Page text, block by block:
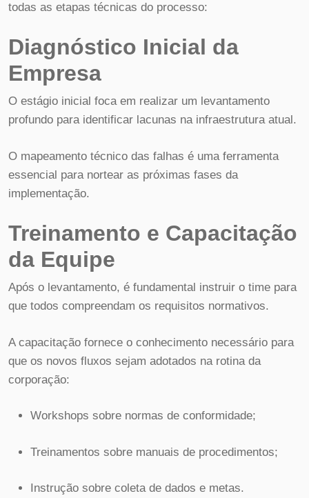
todas as etapas técnicas do processo:
Diagnóstico Inicial da
Empresa
O estágio inicial foca em realizar um levantamento
profundo para identificar lacunas na infraestrutura atual.
O mapeamento técnico das falhas é uma ferramenta
essencial para nortear as próximas fases da
implementação.
Treinamento e Capacitação
da Equipe
Após o levantamento, é fundamental instruir o time para
que todos compreendam os requisitos normativos.
A capacitação fornece o conhecimento necessário para
que os novos fluxos sejam adotados na rotina da
corporação:
Workshops sobre normas de conformidade;
Treinamentos sobre manuais de procedimentos;
Instrução sobre coleta de dados e metas.